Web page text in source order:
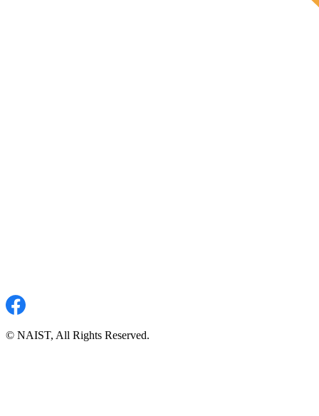
© NAIST, All Rights Reserved.